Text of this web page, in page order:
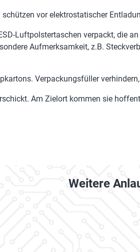
vor elektrostatischer
Luftpolstertaschen verpackt, die
Aufmerksamkeit, z.B.
Verpackungsfüller
Am Zielort kommen sie
Weitere